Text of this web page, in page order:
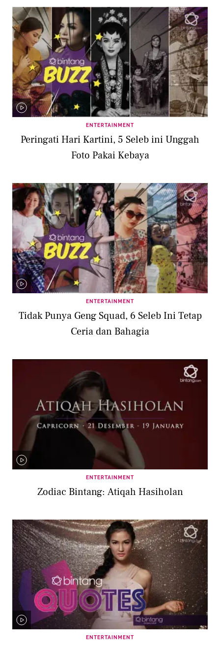
ENTERTAINMENT
Peringati Hari Kartini, 5 Seleb ini Unggah
Foto Pakai Kebaya
ENTERTAINMENT
Tidak Punya Geng Squad, 6 Seleb Ini Tetap
Ceria dan Bahagia
ENTERTAINMENT
Zodiac Bintang: Atiqah Hasiholan
ENTERTAINMENT